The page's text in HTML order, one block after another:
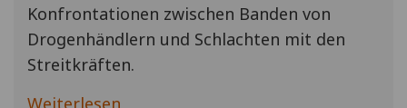
Konfrontationen zwischen Banden von
Drogenhändlern und Schlachten mit den
Streitkräften.
Weiterlesen